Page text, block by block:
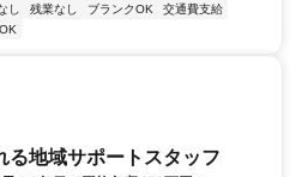
し 残業なし ブランクOK
交通費支給
る地域サポートスタッフ